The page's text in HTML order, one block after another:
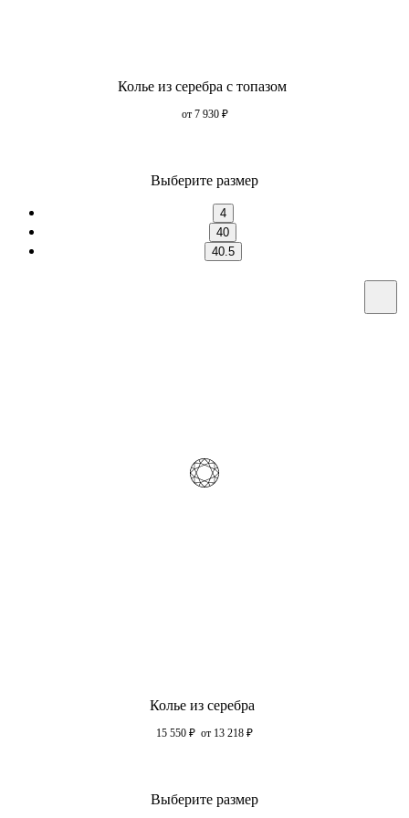
Колье из серебра с топазом
от 7 930 ₽
Выберите размер
4
40
40.5
Колье из серебра
15 550 ₽ от 13 218 ₽
Выберите размер